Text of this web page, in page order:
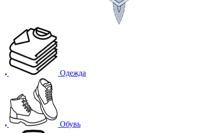
Одежда
Обувь